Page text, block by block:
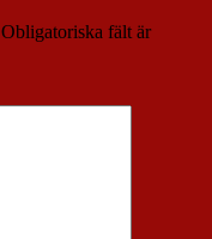
Obligatoriska fält är